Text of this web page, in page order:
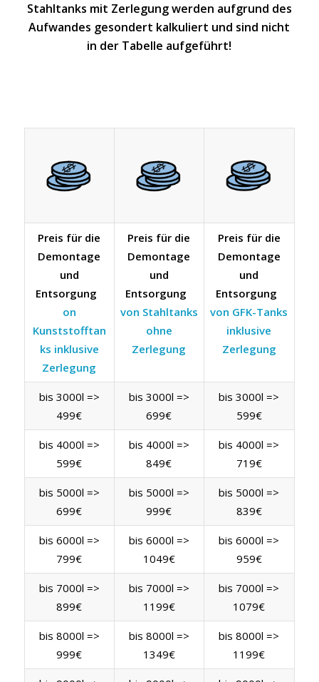
Stahltanks mit Zerlegung werden aufgrund des
Aufwandes gesondert kalkuliert und sind nicht
in der Tabelle aufgeführt!
Preis für die
Demontage
und
Entsorgung
on
Kunststofftan
ks inklusive
Zerlegung
Preis für die
Demontage
und
Entsorgung
von Stahltanks
ohne
Zerlegung
Preis für die
Demontage
und
Entsorgung
von GFK-Tanks
inklusive
Zerlegung
bis 3000l =>
499€
bis 3000l =>
699€
bis 3000l =>
599€
bis 4000l =>
599€
bis 4000l =>
849€
bis 4000l =>
719€
bis 5000l =>
699€
bis 5000l =>
999€
bis 5000l =>
839€
bis 6000l =>
799€
bis 6000l =>
1049€
bis 6000l =>
959€
bis 7000l =>
899€
bis 7000l =>
1199€
bis 7000l =>
1079€
bis 8000l =>
999€
bis 8000l =>
1349€
bis 8000l =>
1199€